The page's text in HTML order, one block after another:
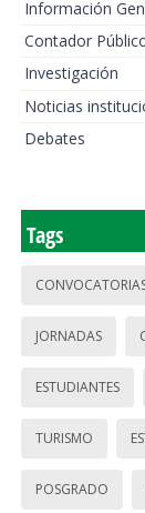
Información
Contador
Investigación
Noticias
Debates
Tags
JORNADAS
ESTUDIANTES
TURISMO
POSGRADO